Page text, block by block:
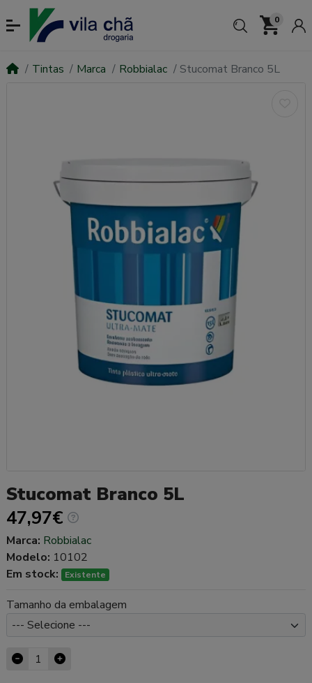
0
Tintas Marca Robbialac Stucomat Branco 5L
Stucomat Branco 5L
47,97€
Marca: Robbialac
Modelo: 10102
Em stock:
Existente
Tamanho da embalagem